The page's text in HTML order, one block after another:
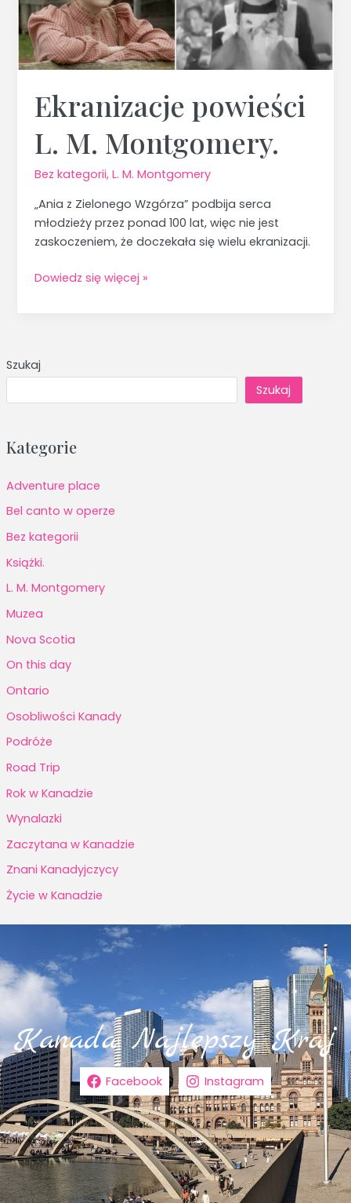
Szukaj
Szukaj
Kategorie
Adventure place
Bel canto w operze
Bez kategorii
Książki.
L. M. Montgomery
Muzea
Nova Scotia
On this day
Ontario
Osobliwości Kanady
Podróże
Road Trip
Rok w Kanadzie
Wynalazki
Zaczytana w Kanadzie
Znani Kanadyjczycy
Życie w Kanadzie
Ekranizacje powieści
L. M. Montgomery.
Bez kategorii,L. M. Montgomery
„Ania z Zielonego Wzgórza” podbija serca
młodzieży przez ponad 100 lat, więc nie jest
zaskoczeniem, że doczekała się wielu ekranizacji.
Dowiedz się więcej »
Facebook Instagram